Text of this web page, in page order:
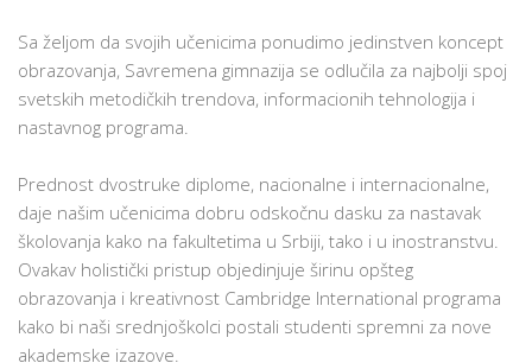
Sa željom da svojih učenicima ponudimo jedinstven koncept
obrazovanja, Savremena gimnazija se odlučila za najbolji spoj
svetskih metodičkih trendova, informacionih tehnologija i
nastavnog programa.
Prednost dvostruke diplome, nacionalne i internacionalne,
daje našim učenicima dobru odskočnu dasku za nastavak
školovanja kako na fakultetima u Srbiji, tako i u inostranstvu.
Ovakav holistički pristup objedinjuje širinu opšteg
obrazovanja i kreativnost Cambridge International programa
kako bi naši srednjoškolci postali studenti spremni za nove
akademske izazove.